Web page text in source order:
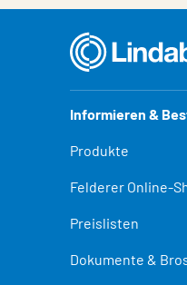
Informieren &
Produkte
Felderer Online-
Preislisten
Dokumente &